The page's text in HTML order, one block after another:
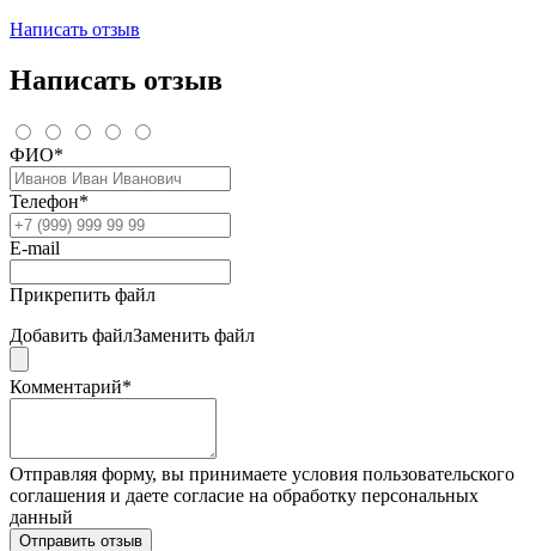
Написать отзыв
Написать отзыв
ФИО*
Телефон*
E-mail
Прикрепить файл
Добавить файлЗаменить файл
Комментарий*
Отправляя форму, вы принимаете условия пользовательского
соглашения и даете согласие на обработку персональных
данный
Отправить отзыв